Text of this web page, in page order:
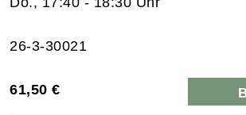
26-3-30021
61,50 €